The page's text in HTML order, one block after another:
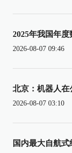
2025年我国年
2026-08-07 09:46
北京：机器人在
2026-08-07 03:10
国内最大自航